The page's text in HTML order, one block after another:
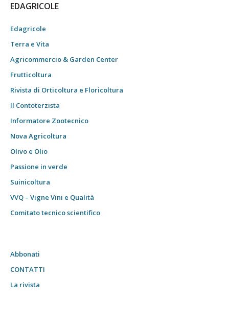
EDAGRICOLE
Edagricole
Terra e Vita
Agricommercio & Garden Center
Frutticoltura
Rivista di Orticoltura e Floricoltura
Il Contoterzista
Informatore Zootecnico
Nova Agricoltura
Olivo e Olio
Passione in verde
Suinicoltura
VVQ – Vigne Vini e Qualità
Comitato tecnico scientifico
Abbonati
CONTATTI
La rivista